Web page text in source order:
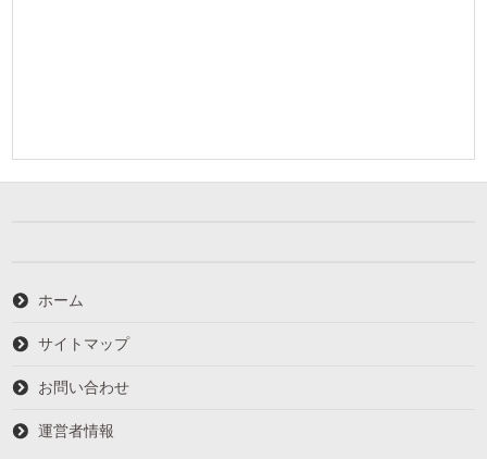
ホーム
サイトマップ
お問い合わせ
運営者情報